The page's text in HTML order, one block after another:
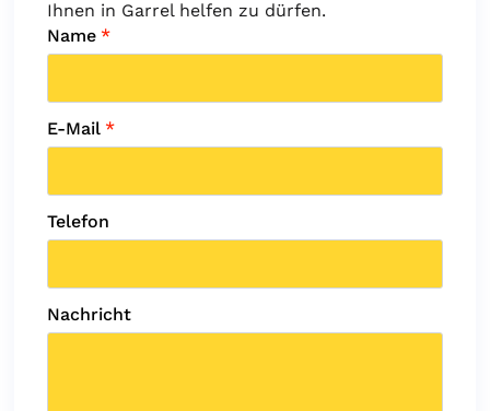
Ihnen in Garrel helfen zu dürfen.
Name *
E-Mail *
Telefon
Nachricht